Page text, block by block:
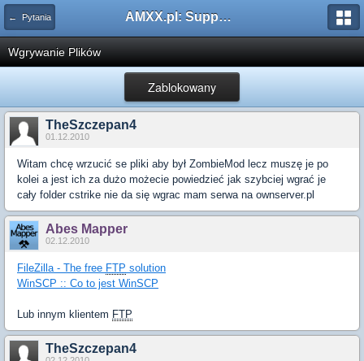
← Pytania AMXX.pl: Support AMX Mod X i SourceMod
Wgrywanie Plików
Zablokowany
TheSzczepan4
01.12.2010
Witam chcę wrzucić se pliki aby był ZombieMod lecz muszę je po
kolei a jest ich za dużo możecie powiedzieć jak szybciej wgrać je
cały folder cstrike nie da się wgrac mam serwa na ownserver.pl
Abes Mapper
02.12.2010
FileZilla - The free FTP solution
WinSCP :: Co to jest WinSCP
Lub innym klientem FTP
TheSzczepan4